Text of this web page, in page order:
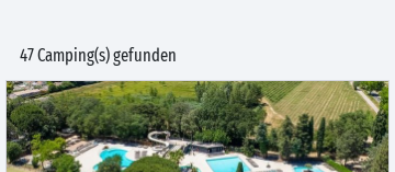
47 Camping(s) gefunden